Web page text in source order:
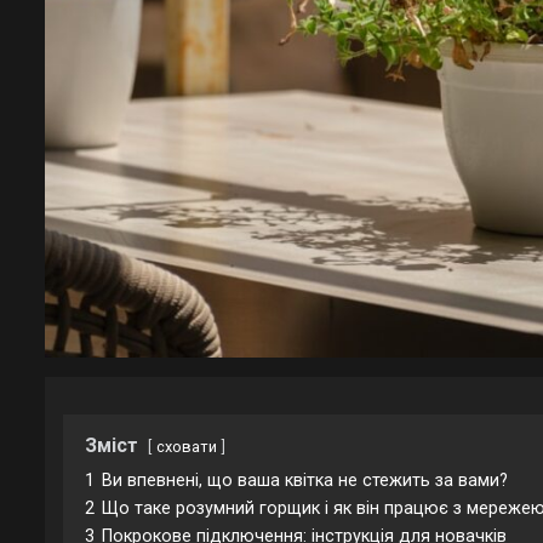
Зміст сховати
1
Ви впевнені, що ваша квітка не стежить за вами?
2 Що таке розумний горщик і як він працює з
3 Покрокове підключення: інструкція для новачків